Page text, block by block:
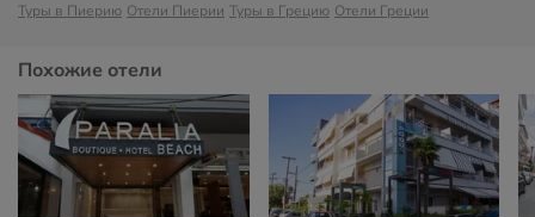
Туры в Пиерию Отели Пиерии Туры в Грецию Отели Греции
Похожие отели